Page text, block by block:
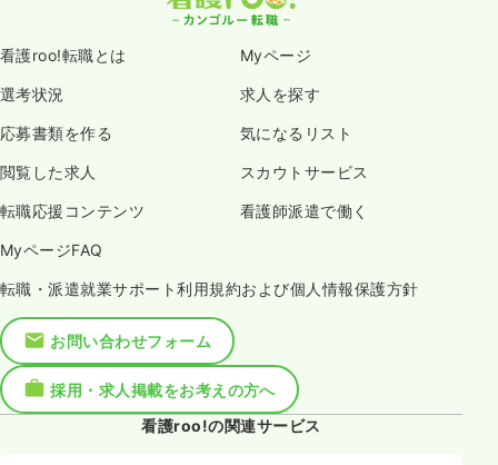
看護roo!転職とは Myページ
選考状況 求人を探す
応募書類を作る 気になるリスト
閲覧した求人 スカウトサービス
転職応援コンテンツ 看護師派遣で働く
MyページFAQ
転職・派遣就業サポート利用規約および個人情報保護方針
お問い合わせフォーム
採用・求人掲載をお考えの方へ
看護roo!の関連サービス